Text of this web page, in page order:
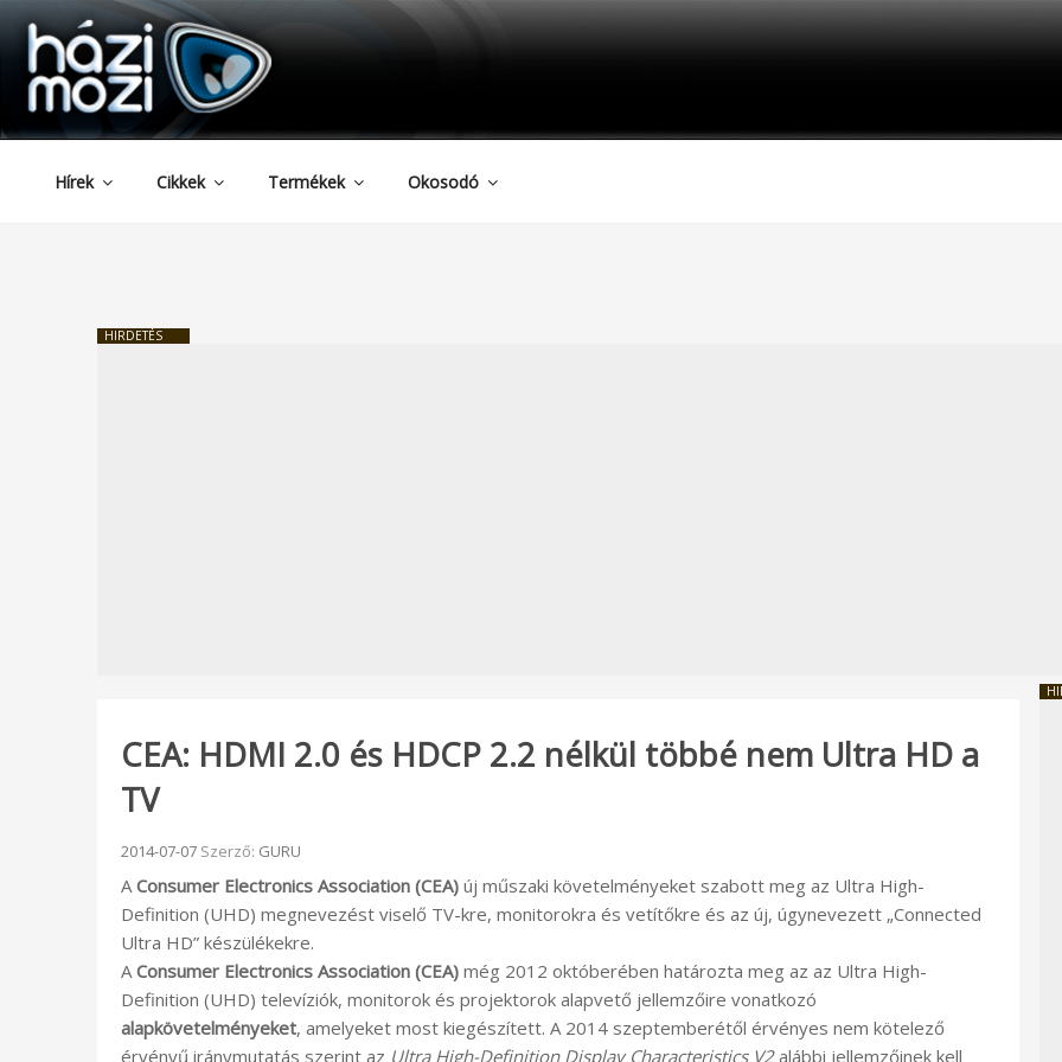
Tartalomhoz
HAZIMOZI
Hírek Cikkek Termékek Okosodó
HIRDETÉS
CEA: HDMI 2.0 és HDCP 2.2 nélkül többé nem Ultra HD a
TV
Beküldve:
2014-07-07 Szerző: GURU
A Consumer Electronics Association (CEA) új műszaki követelményeket szabott meg az Ultra High-
Definition (UHD) megnevezést viselő TV-kre, monitorokra és vetítőkre és az új, úgynevezett „Connected
Ultra HD” készülékekre.
A Consumer Electronics Association (CEA) még 2012 októberében határozta meg az az Ultra High-
Definition (UHD) televíziók, monitorok és projektorok alapvető jellemzőire vonatkozó
alapkövetelményeket, amelyeket most kiegészített. A 2014 szeptemberétől érvényes nem kötelező
érvényű iránymutatás szerint az Ultra High-Definition Display Characteristics V2alábbi jellemzőinek kell